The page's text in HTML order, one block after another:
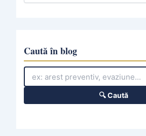
c
e
s
Caută în blog
🔍 Caută